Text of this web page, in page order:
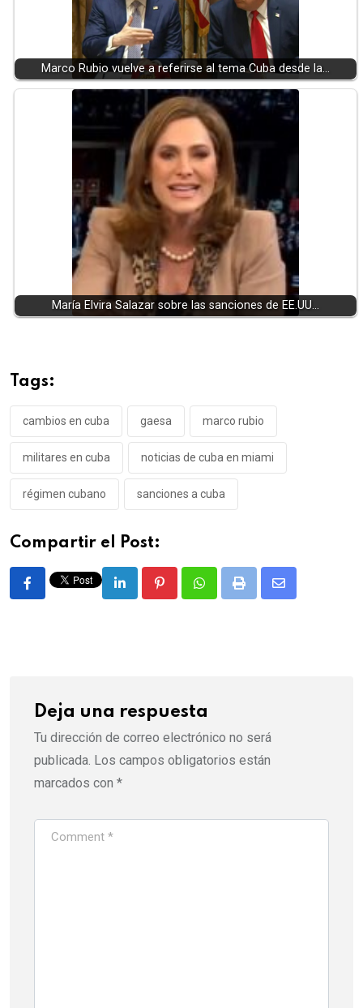
Marco Rubio vuelve a referirse al tema Cuba desde la…
María Elvira Salazar sobre las sanciones de EE.UU…
Tags:
cambios en cuba gaesa marco rubio
militares en cuba noticias de cuba en miami
régimen cubano sanciones a cuba
Compartir el Post:
LinkedIn PinterestWhatsappPrint
Share
Deja una respuesta
Tu dirección de correo electrónico no será
publicada. Los campos obligatorios están
marcados con *